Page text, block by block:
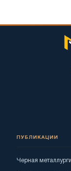
ПУБЛИКАЦИИ
Черная